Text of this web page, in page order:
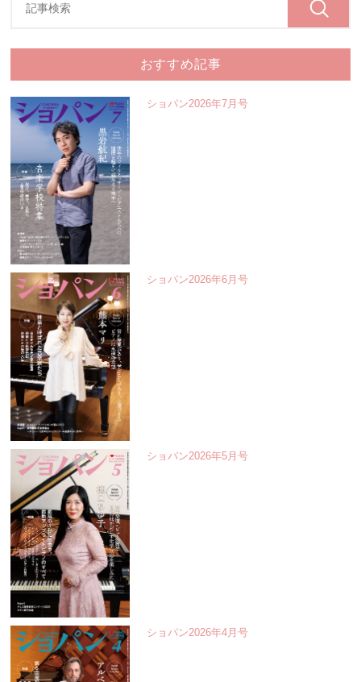
おすすめ記事
ショパン2026年7月号
ショパン2026年6月号
ショパン2026年5月号
ショパン2026年4月号